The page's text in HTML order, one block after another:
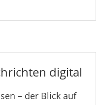
digital
– der Blick auf